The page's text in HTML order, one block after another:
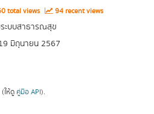
total views 94 recent views
ะบบสาธารณสุข
มิถุนายน 2567
(ให้ดู คู่มือ API).